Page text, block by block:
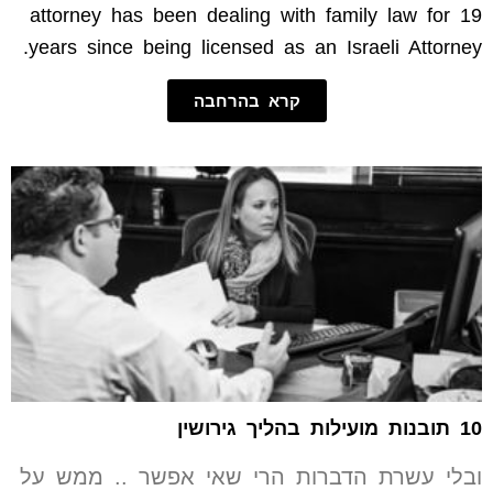
attorney has been dealing with family law for 19
years since being licensed as an Israeli Attorney.
קרא בהרחבה
10 תובנות מועילות בהליך גירושין
ובלי עשרת הדברות הרי שאי אפשר .. ממש על